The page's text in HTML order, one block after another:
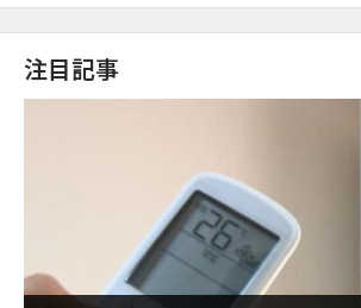
注目記事